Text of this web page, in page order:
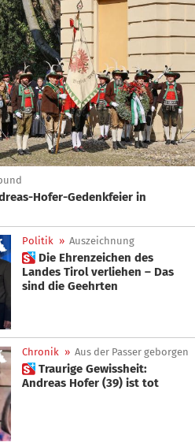
Politik » Auszeichnung
 Die Ehrenzeichen des
Landes Tirol verliehen – Das
sind die Geehrten
Chronik » Aus der Passer geborgen
 Traurige Gewissheit:
Andreas Hofer (39) ist tot